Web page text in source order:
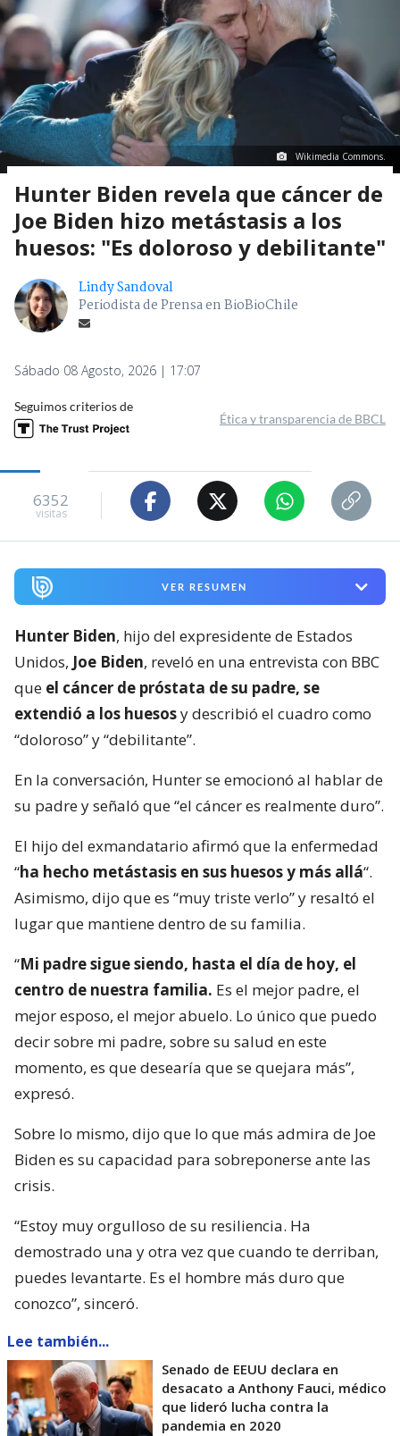
Wikimedia Commons.
Hunter Biden revela que cáncer de
Joe Biden hizo metástasis a los
huesos: "Es doloroso y debilitante"
Lindy Sandoval
Periodista de Prensa en BioBioChile
Sábado 08 Agosto, 2026 | 17:07
Seguimos criterios de
Ética y transparencia de BBCL
6352
visitas
VER RESUMEN
Hunter Biden, hijo del expresidente de Estados
Unidos, Joe Biden, reveló en una entrevista con BBC
que el cáncer de próstata de su padre, se
extendió a los huesosy describió el cuadro como
“doloroso” y “debilitante”.
En la conversación, Hunter se emocionó al hablar de
su padre y señaló que “el cáncer es realmente duro”.
El hijo del exmandatario afirmó que la enfermedad
“ha hecho metástasis en sus huesos y más allá“.
Asimismo, dijo que es “muy triste verlo” y resaltó el
lugar que mantiene dentro de su familia.
“Mi padre sigue siendo, hasta el día de hoy, el
centro de nuestra familia. Es el mejor padre, el
mejor esposo, el mejor abuelo. Lo único que puedo
decir sobre mi padre, sobre su salud en este
momento, es que desearía que se quejara más”,
expresó.
Sobre lo mismo, dijo que lo que más admira de Joe
Biden es su capacidad para sobreponerse ante las
crisis.
“Estoy muy orgulloso de su resiliencia. Ha
demostrado una y otra vez que cuando te derriban,
puedes levantarte. Es el hombre más duro que
conozco”, sinceró.
Lee también...
Senado de EEUU declara en
desacato a Anthony Fauci, médico
que lideró lucha contra la
pandemia en 2020